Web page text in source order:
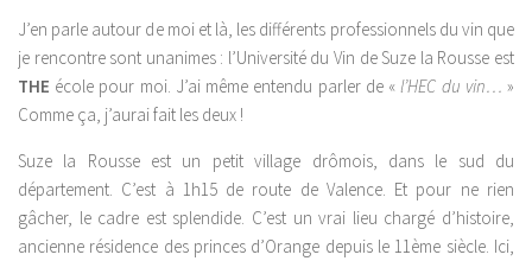
J’en parle autour de moi et là, les différents professionnels du vin que
je rencontre sont unanimes : l’Université du Vin de Suze la Rousse est
THE école pour moi. J’ai même entendu parler de « l’HEC du vin… »
Comme ça, j’aurai fait les deux !
Suze la Rousse est un petit village drômois, dans le sud du
département. C’est à 1h15 de route de Valence. Et pour ne rien
gâcher, le cadre est splendide. C’est un vrai lieu chargé d’histoire,
ancienne résidence des princes d’Orange depuis le 11ème siècle. Ici,